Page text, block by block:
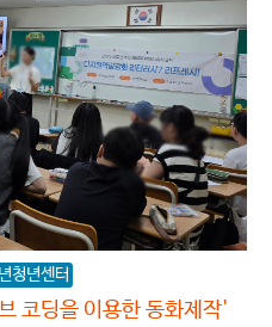
청년센터
코딩을 이용한 동화제작'